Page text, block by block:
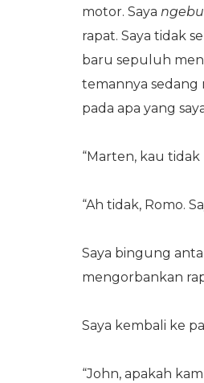
motor. Saya
rapat. Saya tidak
baru sepuluh
temannya sedang
pada apa yang
“Marten, kau tidak
“Ah tidak, Romo.
Saya bingung
mengorbankan
Saya kembali ke
“John, apakah